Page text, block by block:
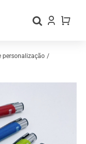
personalização